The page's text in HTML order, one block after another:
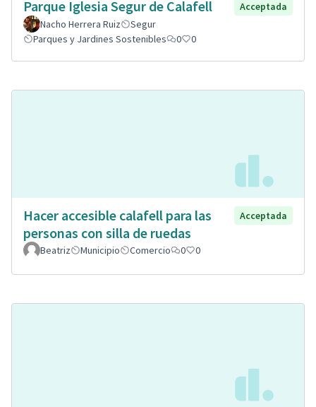
Parque Iglesia Segur de Calafell
Acceptada
Nacho Herrera Ruiz
Segur
Parques y Jardines Sostenibles
0 0
Hacer accesible calafell para las
personas con silla de ruedas
Acceptada
Beatriz Municipio Comercio 0 0